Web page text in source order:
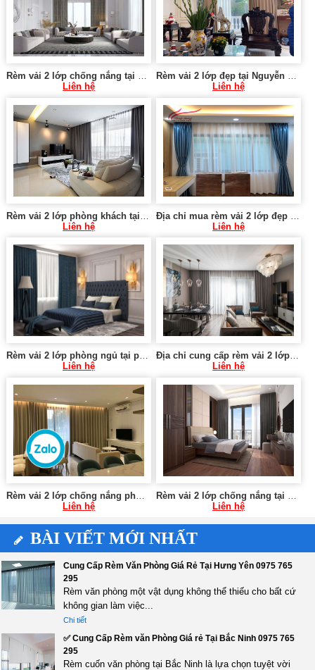
Rèm vải 2 lớp chống nắng tại Láng Hạ, Đống Đa
Liên hệ
Rèm vải 2 lớp đẹp tại Nguyễn Trãi, Hà Đông
Liên hệ
Liên hệ
Liên hệ
Rèm vải 2 lớp phòng ngủ tại phường Yên Hòa, Cầu Giấy
Liên hệ
Địa chỉ cung cấp rèm vải 2 lớp tại phường Dịch Vọng, Cầu Giấy
Liên hệ
Rèm vải 2 lớp chống nắng phòng khách tại đường Bưởi, Tây Hồ
Liên hệ
Liên hệ
BÀI VIẾT MỚI NHẤT
Cung Cấp Rèm Văn Phòng Giá Rẻ Tại Hưng Yên 0975 765
295
Rèm văn phòng một vật dụng không thể thiếu cho bất cứ
không gian làm việc...
Chi tiết
✅ Cung Cấp Rèm văn Phòng Giá rẻ Tại Bắc Ninh 0975 765
295
Rèm cuốn văn phòng tại Bắc Ninh là lựa chọn tuyệt vời